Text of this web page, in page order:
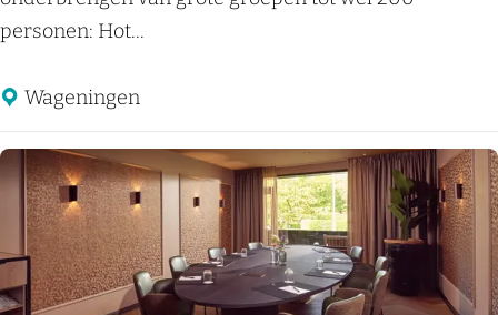
S
e
l
r
b
t
l
e
r
e
personen: Hot...
Wageningen